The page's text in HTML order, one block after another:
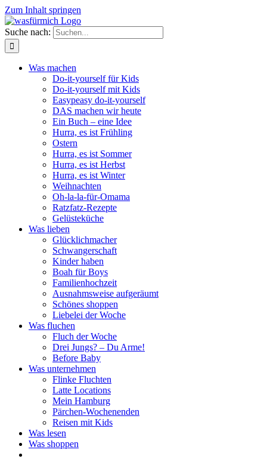
Zum Inhalt springen
Suche nach:
Was machen
Do-it-yourself für Kids
Do-it-yourself mit Kids
Easypeasy do-it-yourself
DAS machen wir heute
Ein Buch – eine Idee
Hurra, es ist Frühling
Ostern
Hurra, es ist Sommer
Hurra, es ist Herbst
Hurra, es ist Winter
Weihnachten
Oh-la-la-für-Omama
Ratzfatz-Rezepte
Gelüsteküche
Was lieben
Glücklichmacher
Schwangerschaft
Kinder haben
Boah für Boys
Familienhochzeit
Ausnahmsweise aufgeräumt
Schönes shoppen
Liebelei der Woche
Was fluchen
Fluch der Woche
Drei Jungs? – Du Arme!
Before Baby
Was unternehmen
Flinke Fluchten
Latte Locations
Mein Hamburg
Pärchen-Wochenenden
Reisen mit Kids
Was lesen
Was shoppen